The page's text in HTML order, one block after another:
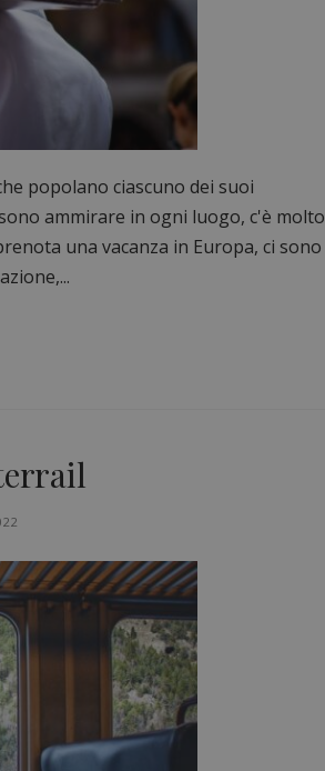
popolano ciascuno dei suoi
ammirare in ogni luogo, c'è molto
una vacanza in Europa, ci sono